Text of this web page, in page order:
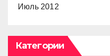
Июль 2012
Категории